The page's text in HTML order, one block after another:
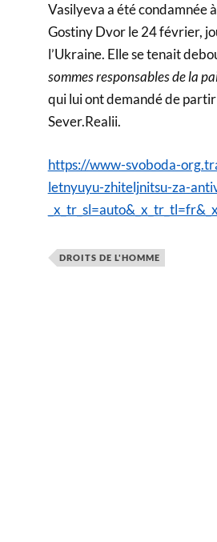
Vasilyeva a été condamnée
Gostiny Dvor le 24 février,
l’Ukraine. Elle se tenait
sommes responsables de la
qui lui ont demandé de
Sever.Realii.
https://www-svoboda-
letnyuyu-zhiteljnitsu-za-
DROITS DE L'HOMME